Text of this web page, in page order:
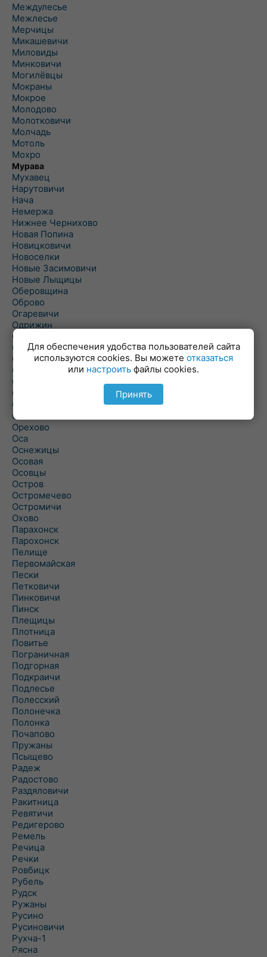
Междулесье
Межлесье
Мерчицы
Микашевичи
Миловиды
Минковичи
Могилёвцы
Мокраны
Мокрое
Молодово
Молотковичи
Молчадь
Мотоль
Мохро
Мурава
Мухавец
Нарутовичи
Нача
Немержа
Нижнее Чернихово
Новая Попина
Новицковичи
Новоселки
Новые Засимовичи
Новые Лыщицы
Оберовщина
Оброво
Огаревичи
Одрижин
Оздамичи
Озяты
Олтуш
Ольманы
Ольпень
Ольшаны
Омельная
Ополь
Орехово
Оса
Оснежицы
Осовая
Осовцы
Остров
Остромечево
Остромичи
Охово
Парахонск
Парохонск
Пелище
Первомайская
Пески
Петковичи
Пинковичи
Пинск
Плещицы
Плотница
Повитье
Пограничная
Подгорная
Подкраичи
Подлесье
Полесский
Полонечка
Полонка
Почапово
Пружаны
Псыщево
Радеж
Радостово
Раздяловичи
Ракитница
Ревятичи
Редигерово
Ремель
Речица
Речки
Ровбицк
Рубель
Рудск
Ружаны
Русино
Русиновичи
Рухча-1
Рясна
Для обеспечения удобства пользователей сайта
используются cookies. Вы можете отказаться
или настроить файлы cookies.
Принять